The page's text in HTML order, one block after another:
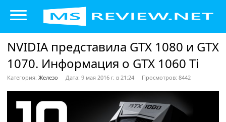
NVIDIA представила GTX 1080 и GTX
1070. Информация о GTX 1060 Ti
Категория: Железо Дата: 9 мая 2016 г. в 21:24 Просмотров: 8442